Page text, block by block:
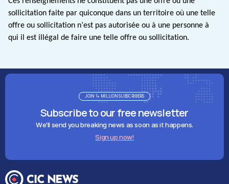
sollicitation faite par quiconque dans un territoire où une telle
offre ou sollicitation n’est pas autorisée ou à une personne à
qui il est illégal de faire une telle offre ou sollicitation.
Subscribe to our free newsletter
We'll send you breaking news as soon as it happens.
Sign up now!
JOIN 1+ MILLION SUBSCRIBERS